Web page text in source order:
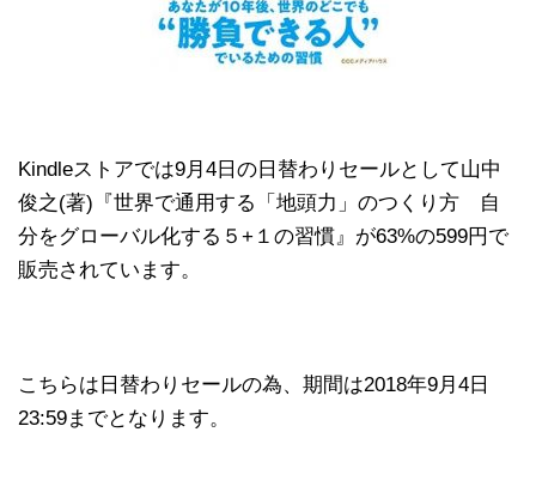
Kindleストアでは9月4日の日替わりセールとして山中
俊之(著)『世界で通用する「地頭力」のつくり方 自
分をグローバル化する５+１の習慣』が63%の599円で
販売されています。
こちらは日替わりセールの為、期間は2018年9月4日
23:59までとなります。